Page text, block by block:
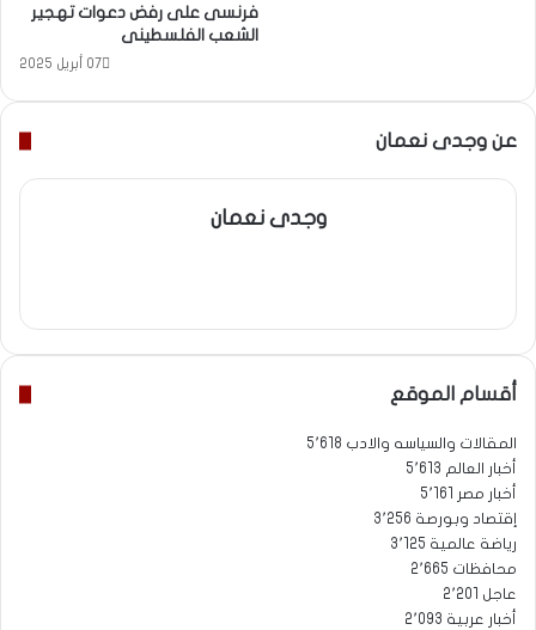
فرنسى على رفض دعوات تهجير
الشعب الفلسطينى
07 أبريل 2025
عن وجدى نعمان
وجدى نعمان
أقسام الموقع
المقالات والسياسه والادب 5٬618
أخبار العالم 5٬613
أخبار مصر
5٬161
إقتصاد وبورصة 3٬256
رياضة عالمية 3٬125
محافظات 2٬665
عاجل
2٬201
أخبار عربية 2٬093